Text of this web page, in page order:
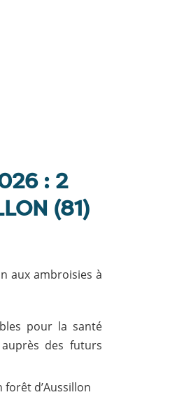
: 2
(81)
aux ambroisies à
pour la santé
des futurs
d’Aussillon